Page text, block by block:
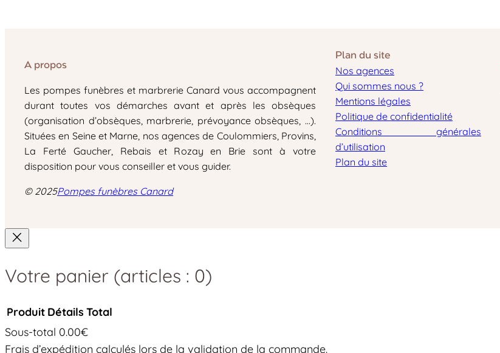
A propos
Les pompes funèbres et marbrerie Canard vous accompagnent
durant toutes vos démarches avant et après les obsèques
(organisation d’obsèques, marbrerie, prévoyance obsèques, …).
Situées en Seine et Marne, nos agences de Coulommiers, Provins,
La Ferté Gaucher, Rebais et Rozay en Brie sont à votre
disposition pour vous conseiller et vous guider.
© 2025Pompes funèbres Canard
Plan du site
Nos agences
Qui sommes nous ?
Mentions légales
Politique de confidentialité
Conditions générales
d’utilisation
Plan du site
Votre panier (articles : 0)
Produits
Produit Détails Total
Sous-total 0.00€
Frais d’expédition calculés lors de la validation de la commande.